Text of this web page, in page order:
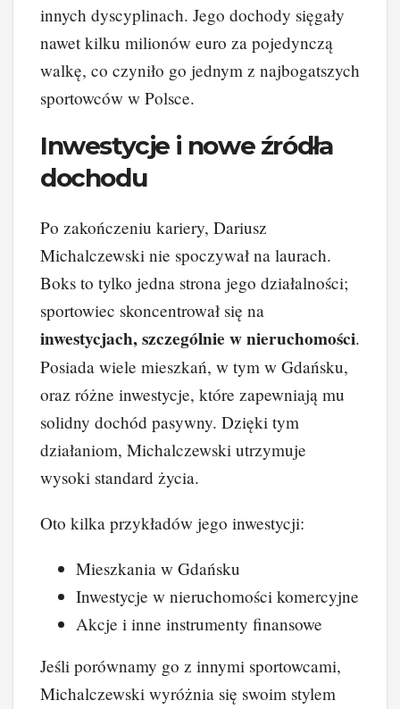
innych dyscyplinach. Jego dochody sięgały
nawet kilku milionów euro za pojedynczą
walkę, co czyniło go jednym z najbogatszych
sportowców w Polsce.
Inwestycje i nowe źródła
dochodu
Po zakończeniu kariery, Dariusz
Michalczewski nie spoczywał na laurach.
Boks to tylko jedna strona jego działalności;
sportowiec skoncentrował się na
inwestycjach, szczególnie w nieruchomości.
Posiada wiele mieszkań, w tym w Gdańsku,
oraz różne inwestycje, które zapewniają mu
solidny dochód pasywny. Dzięki tym
działaniom, Michalczewski utrzymuje
wysoki standard życia.
Oto kilka przykładów jego inwestycji:
Mieszkania w Gdańsku
Inwestycje w nieruchomości komercyjne
Akcje i inne instrumenty finansowe
Jeśli porównamy go z innymi sportowcami,
Michalczewski wyróżnia się swoim stylem